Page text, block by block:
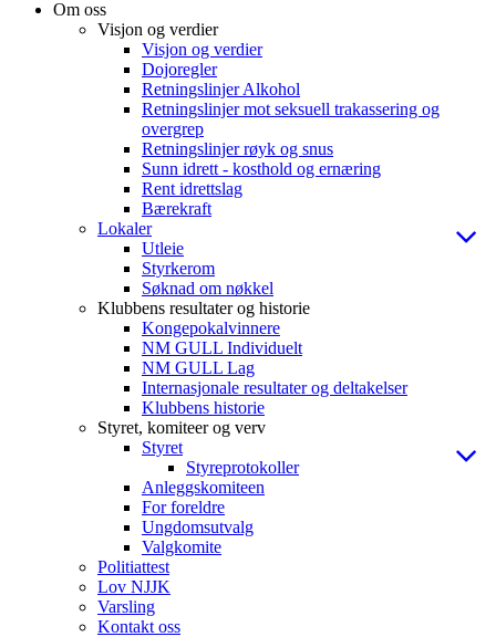
Om oss
Visjon og verdier
Visjon og verdier
Dojoregler
Retningslinjer Alkohol
Retningslinjer mot seksuell trakassering og
overgrep
Retningslinjer røyk og snus
Sunn idrett - kosthold og ernæring
Rent idrettslag
Bærekraft
Lokaler
Utleie
Styrkerom
Søknad om nøkkel
Klubbens resultater og historie
Kongepokalvinnere
NM GULL Individuelt
NM GULL Lag
Internasjonale resultater og deltakelser
Klubbens historie
Styret, komiteer og verv
Styret
Styreprotokoller
Anleggskomiteen
For foreldre
Ungdomsutvalg
Valgkomite
Politiattest
Lov NJJK
Varsling
Kontakt oss